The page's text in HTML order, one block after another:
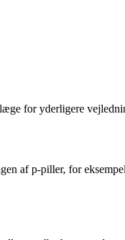
for yderligere
af p-piller, for